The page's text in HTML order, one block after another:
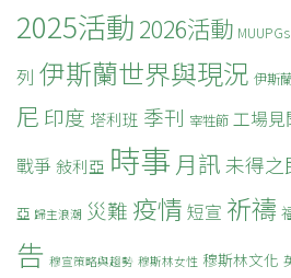
2025活動2026活動 MUUPGs
列 伊斯蘭世界與現況 伊斯
尼 印度 塔利班 季刊 宰牲節 工場見
戰爭 敍利亞 時事 月訊未得之
亞 歸主浪潮 災難 疫情 短宣 祈禱
告 穆宣策略與趨勢 穆斯林女性 穆斯林文化